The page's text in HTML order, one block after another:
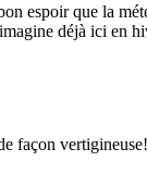
espoir que la
déjà ici en
façon